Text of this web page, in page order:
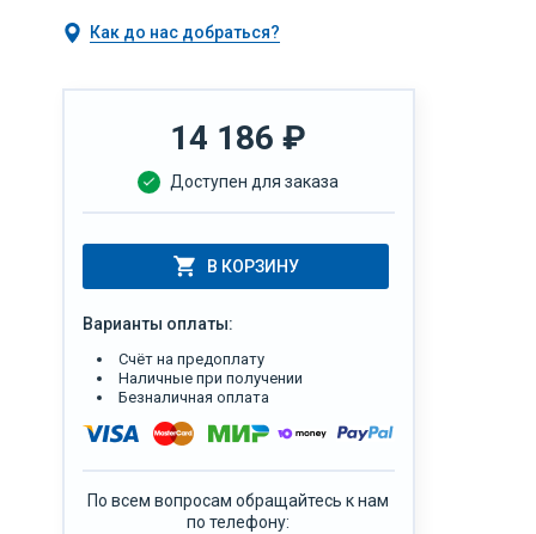
Как до нас добраться?
14 186 ₽
Доступен для заказа
В КОРЗИНУ
Варианты оплаты:
Счёт на предоплату
Наличные при получении
Безналичная оплата
По всем вопросам обращайтесь к нам
по телефону: